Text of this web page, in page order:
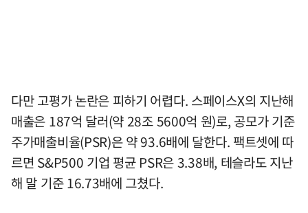
다만 고평가 논란은 피하기 어렵다. 스페이스X의 지난해
매출은 187억 달러(약 28조 5600억 원)로, 공모가 기준
주가매출비율(PSR)은 약 93.6배에 달한다. 팩트셋에 따
르면 S&P500 기업 평균 PSR은 3.38배, 테슬라도 지난
해 말 기준 16.73배에 그쳤다.